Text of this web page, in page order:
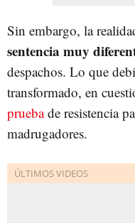
Sin embargo, la
sentencia muy
despachos. Lo que
transformado, en
pruebade resistencia
madrugadores.